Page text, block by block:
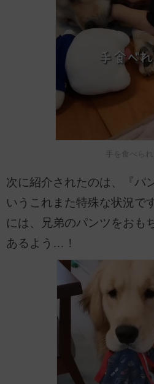
手を食べられ
次に紹介されたのは、『パ
いうこれまた特殊な状況で
には、兄弟のパンツをおも
あるよう…！